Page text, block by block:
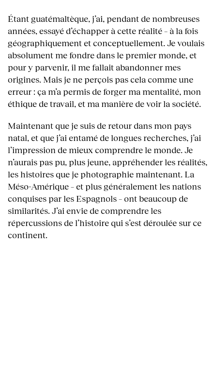
Étant guatémaltèque, j’ai, pendant de nombreuses
années, essayé d’échapper à cette réalité – à la fois
géographiquement et conceptuellement. Je voulais
absolument me fondre dans le premier monde, et
pour y parvenir, il me fallait abandonner mes
origines. Mais je ne perçois pas cela comme une
erreur : ça m’a permis de forger ma mentalité, mon
éthique de travail, et ma manière de voir la société.
Maintenant que je suis de retour dans mon pays
natal, et que j’ai entamé de longues recherches, j’ai
l’impression de mieux comprendre le monde. Je
n’aurais pas pu, plus jeune, appréhender les réalités,
les histoires que je photographie maintenant. La
Méso-Amérique – et plus généralement les nations
conquises par les Espagnols – ont beaucoup de
similarités. J’ai envie de comprendre les
répercussions de l’histoire qui s’est déroulée sur ce
continent.